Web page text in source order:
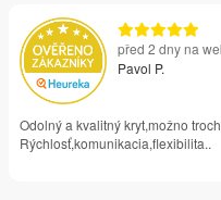
před 2 dny na
Pavol P.
Odolný a kvalitný kryt,možno
Rýchlosť,komunikacia,flexibilita..